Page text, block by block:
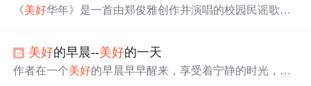
《美好华年》是一首由郑俊雅创作并演唱的校园民谣歌
听者对于过往时光的怀念。
美好的早晨--美好的一天
作者在一个美好的早晨早早醒来，享受着宁静的时光，翻